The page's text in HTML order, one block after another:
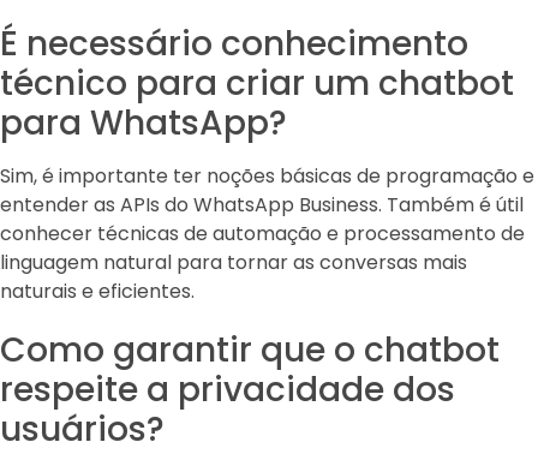
É necessário conhecimento
técnico para criar um chatbot
para WhatsApp?
Sim, é importante ter noções básicas de programação e
entender as APIs do WhatsApp Business. Também é útil
conhecer técnicas de automação e processamento de
linguagem natural para tornar as conversas mais
naturais e eficientes.
Como garantir que o chatbot
respeite a privacidade dos
usuários?